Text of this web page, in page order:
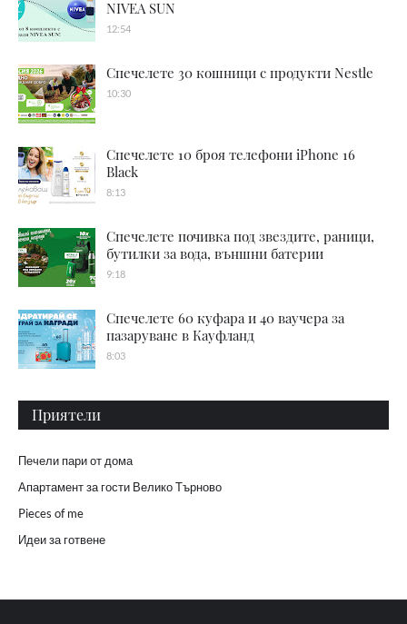
NIVEA SUN
12:54
Спечелете 30 кошници с продукти Nestle
10:30
Спечелете 10 броя телефони iPhone 16
Black
8:13
Спечелете почивка под звездите, раници,
бутилки за вода, външни батерии
9:18
Спечелете 60 куфара и 40 ваучера за
пазаруване в Кауфланд
8:03
Приятели
Печели пари от дома
Апартамент за гости Велико Търново
Pieces of me
Идеи за готвене